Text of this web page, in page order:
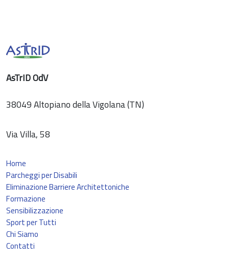
AsTrID OdV
38049 Altopiano della Vigolana (TN)
Via Villa, 58
Home
Parcheggi per Disabili
Eliminazione Barriere Architettoniche
Formazione
Sensibilizzazione
Sport per Tutti
Chi Siamo
Contatti